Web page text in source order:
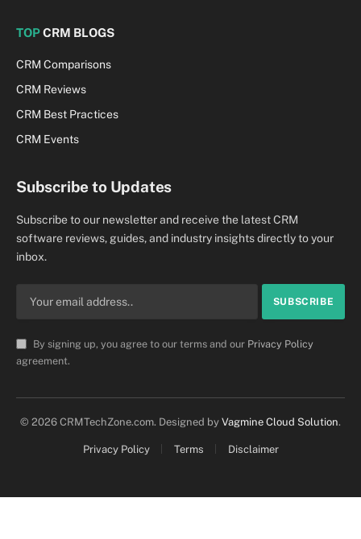
TOPCRM BLOGS
CRM Comparisons
CRM Reviews
CRM Best Practices
CRM Events
Subscribe to Updates
Subscribe to our newsletter and receive the latest CRM
software reviews, guides, and industry insights directly to your
inbox.
By signing up, you agree to our terms and our Privacy Policy
agreement.
© 2026 CRMTechZone.com. Designed by Vagmine Cloud Solution.
Privacy Policy Terms Disclaimer